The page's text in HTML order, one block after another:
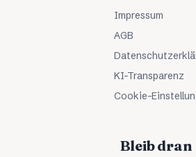
Impressum
AGB
KI-Transparenz
Cookie-
Bleib dran